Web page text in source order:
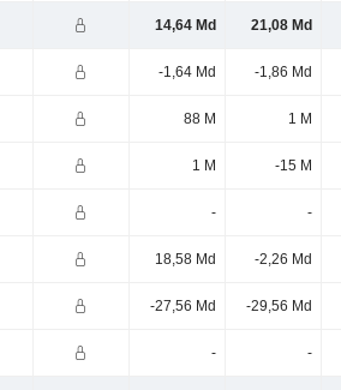
14,64 Md 21,08 Md
-1,64 Md -1,86 Md
88 M 1 M
1 M -15 M
- -
18,58 Md -2,26 Md
-27,56 Md -29,56 Md
- -